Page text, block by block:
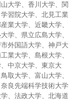
大学、香川大学、関
習院大学、北見工業
業大学、近畿大学、
学、県立広島大学、
外国語大学、神戸大
業大学、島根大学、
中京大学、東京大
取大学、富山大学、
良先端科学技術大学
、法政大学、北海道